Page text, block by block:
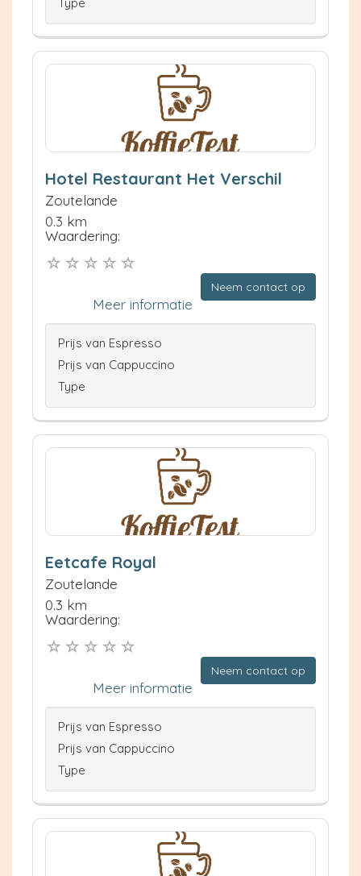
Hotel Restaurant Het Verschil
Zoutelande
0.3 km
Waardering:
Neem contact op
Meer informatie
Prijs van Espresso
Prijs van Cappuccino
Type
Eetcafe Royal
Zoutelande
0.3 km
Waardering:
Neem contact op
Meer informatie
Prijs van Espresso
Prijs van Cappuccino
Type